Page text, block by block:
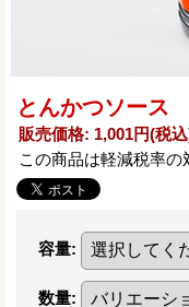
とんかつソース
販売価格: 1,001円(税
この商品は軽減税率の
容量:
数量: